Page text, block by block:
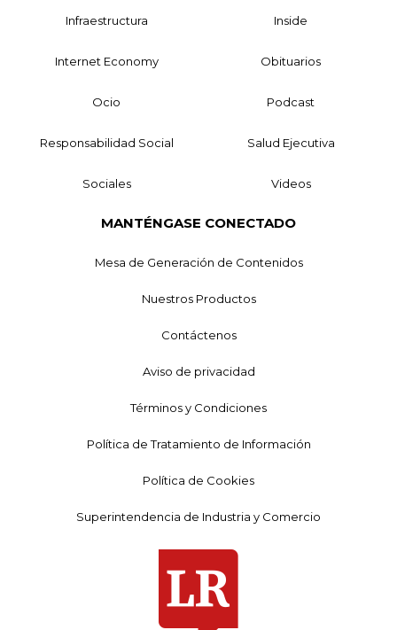
Infraestructura Inside
Internet Economy Obituarios
Ocio Podcast
Responsabilidad Social Salud Ejecutiva
Sociales Videos
MANTÉNGASE CONECTADO
Mesa de Generación de Contenidos
Nuestros Productos
Contáctenos
Aviso de privacidad
Términos y Condiciones
Política de Tratamiento de Información
Política de Cookies
Superintendencia de Industria y Comercio